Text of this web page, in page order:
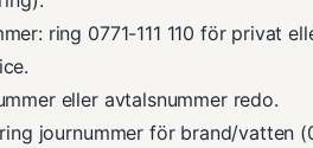
ring 0771-111 110 för privat
eller avtalsnummer redo.
journummer för brand/vatten